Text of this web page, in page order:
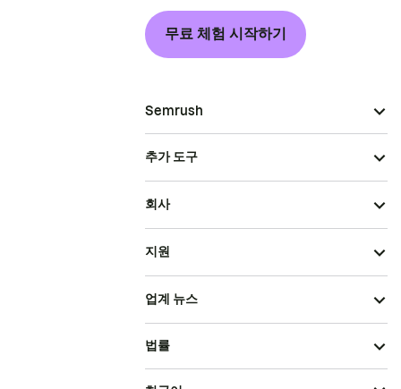
무료 체험 시작하기
Semrush
추가 도구
회사
지원
업계 뉴스
법률